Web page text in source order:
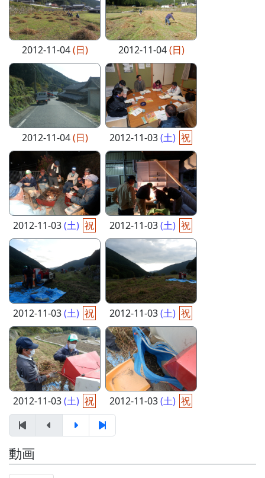
2012-11-04(日) 2012-11-04(日)
2012-11-04(日) 2012-11-03(土) 祝
2012-11-03(土) 祝 2012-11-03(土) 祝
2012-11-03(土) 祝 2012-11-03(土) 祝
2012-11-03(土) 祝 2012-11-03(土) 祝
動画